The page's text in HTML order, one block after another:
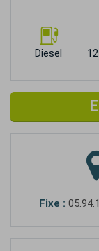
Diesel
Fixe :